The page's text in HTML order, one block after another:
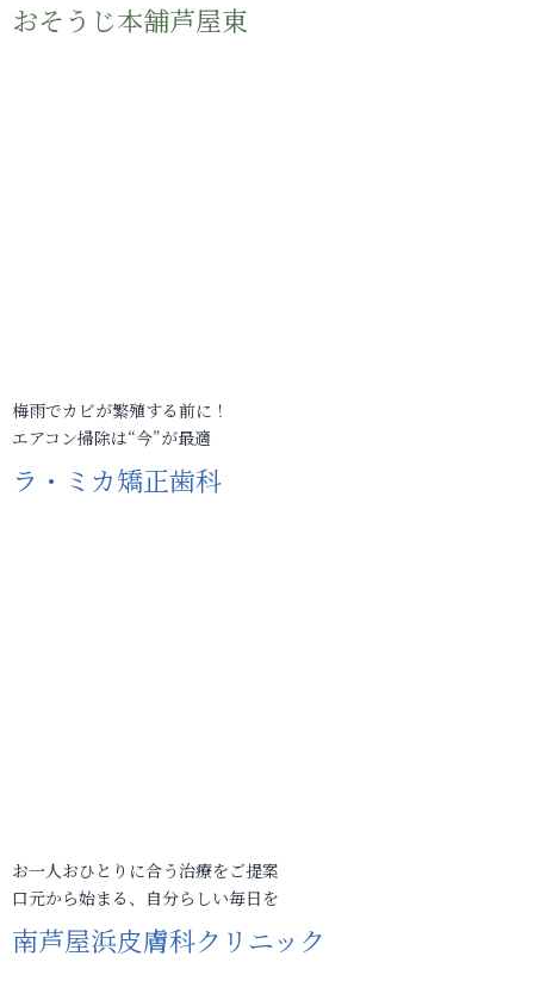
おそうじ本舗芦屋東
梅雨でカビが繁殖する前に！
エアコン掃除は“今”が最適
ラ・ミカ矯正歯科
お一人おひとりに合う治療をご提案
口元から始まる、自分らしい毎日を
南芦屋浜皮膚科クリニック